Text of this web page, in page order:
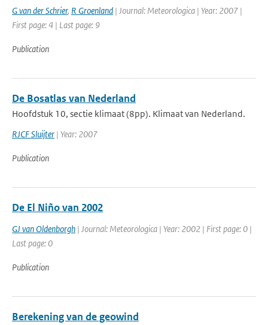
G van der Schrier, R Groenland | Journal: Meteorologica | Year: 2007 |
First page: 4 | Last page: 9
Publication
De Bosatlas van Nederland
Hoofdstuk 10, sectie klimaat (8pp). Klimaat van Nederland.
RJCF Sluijter | Year: 2007
Publication
De El Niño van 2002
GJ van Oldenborgh | Journal: Meteorologica | Year: 2002 | First page: 0 |
Last page: 0
Publication
Berekening van de geowind